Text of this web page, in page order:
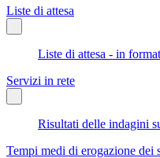
Liste di attesa
Liste di attesa - in
Servizi in rete
Risultati delle indagini
Tempi medi di erogazione dei